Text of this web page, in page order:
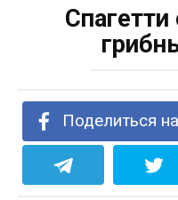
Поделиться